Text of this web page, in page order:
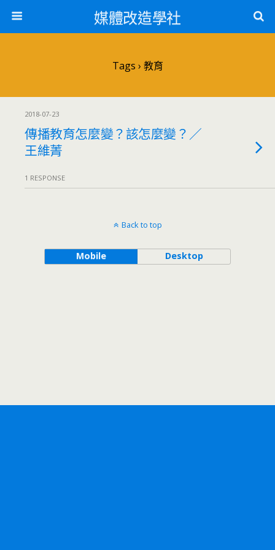
媒體改造學社
Tags › 教育
2018-07-23
傳播教育怎麼變？該怎麼變？／
王維菁
1 RESPONSE
Back to top
Mobile Desktop